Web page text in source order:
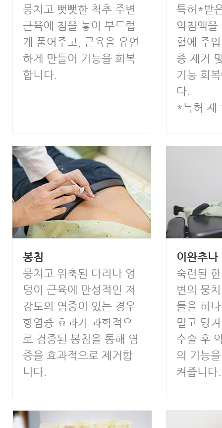
뭉치고 뻣뻣한 척추 주변
근육에 침을 놓아 부드럽
게 풀어주고, 근육을 유연
하게 만들어 기능을 회복
합니다.
특허*받
약침액을
혈에 주
증 제거
기능 회
다.
*특허 제
봉침
뭉치고 위축된 다리나 엉
덩이 근육에 만성적인 저
강도의 염증이 있는 경우
항염증 효과가 과학적으
로 검증된 봉침을 통해 염
증을 효과적으로 제거합
니다.
이완추나
숙련된
변의 뭉
들을 하
밀고 당
수술 후
의 기능
켜줍니다.